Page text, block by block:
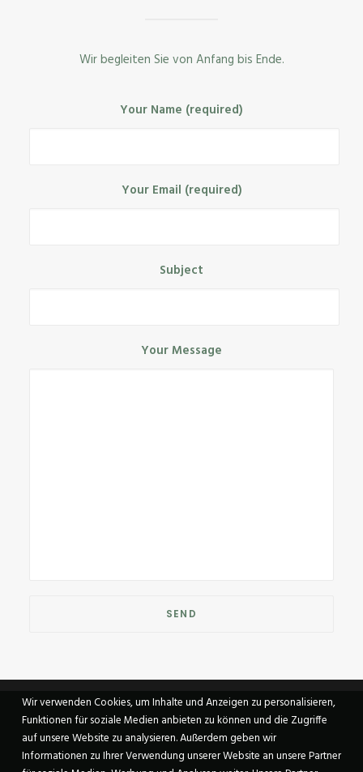
Wir begleiten Sie von Anfang bis Ende.
Your Name (required)
Your Email (required)
Subject
Your Message
Wir verwenden Cookies, um Inhalte und Anzeigen zu personalisieren,
Funktionen für soziale Medien anbieten zu können und die Zugriffe
auf unsere Website zu analysieren. Außerdem geben wir
Informationen zu Ihrer Verwendung unserer Website an unsere Partner